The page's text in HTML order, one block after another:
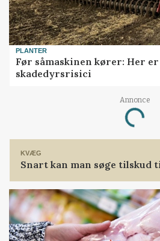
PLANTER
Før såmaskinen kører: Her
skadedyrsrisici
Annonce
Loading...
KVÆG
Snart kan man søge